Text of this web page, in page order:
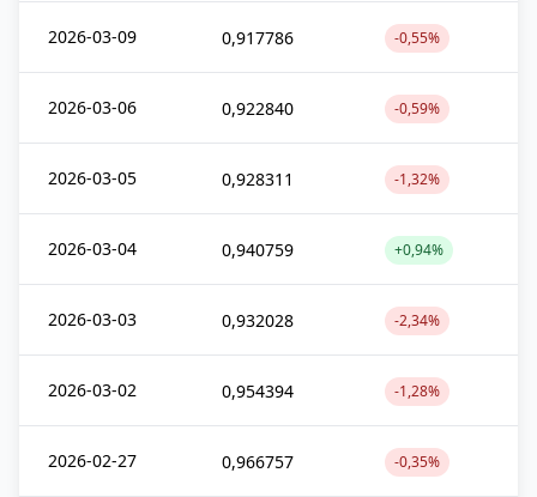
2026-03-09 0,917786 -0,55%
2026-03-06 0,922840 -0,59%
2026-03-05 0,928311 -1,32%
2026-03-04 0,940759 +0,94%
2026-03-03 0,932028 -2,34%
2026-03-02 0,954394 -1,28%
2026-02-27 0,966757 -0,35%